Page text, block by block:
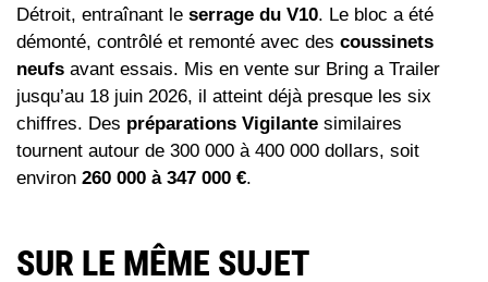
Détroit, entraînant le serrage du V10. Le bloc a été
démonté, contrôlé et remonté avec des coussinets
neufs avant essais. Mis en vente sur Bring a Trailer
jusqu’au 18 juin 2026, il atteint déjà presque les six
chiffres. Des préparations Vigilante similaires
tournent autour de 300 000 à 400 000 dollars, soit
environ 260 000 à 347 000 €.
SUR LE MÊME SUJET